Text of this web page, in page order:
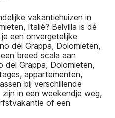
vakantiehuizen in
Italië? Belvilla is dé
een onvergetelijke
del Grappa, Dolomieten,
breed scala aan
del Grappa, Dolomieten,
appartementen,
bij verschillende
in een weekendje weg,
of een